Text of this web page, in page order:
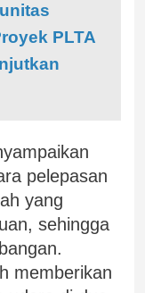
PLTA
pelepasan
yang
sehingga
memberikan